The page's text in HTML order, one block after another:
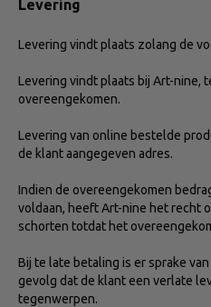
Levering
Levering vindt plaats zolang de
Levering vindt plaats bij Art-nine,
overeengekomen.
Levering van online bestelde
de klant aangegeven adres.
Indien de overeengekomen
voldaan, heeft Art-nine het recht
schorten totdat het
Bij te late betaling is er sprake
gevolg dat de klant een verlate
tegenwerpen.